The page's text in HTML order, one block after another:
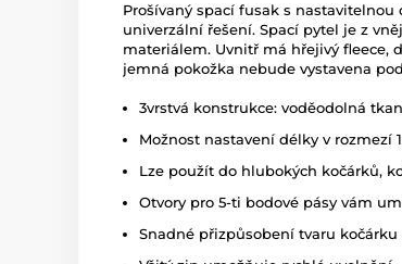
Prošívaný spací fusak s
univerzální řešení. Spací pytel je z
materiálem. Uvnitř má hřejivý
jemná pokožka nebude vystavena
3vrstvá konstrukce: voděodolná
Možnost nastavení délky v rozmezí
Lze použít do hlubokých kočárků,
Otvory pro 5-ti bodové pásy vám
Snadné přizpůsobení tvaru